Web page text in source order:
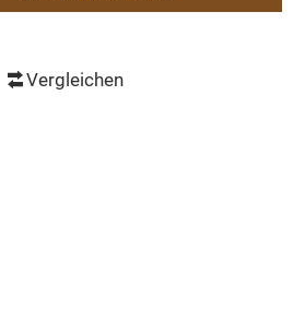
Vergleichen